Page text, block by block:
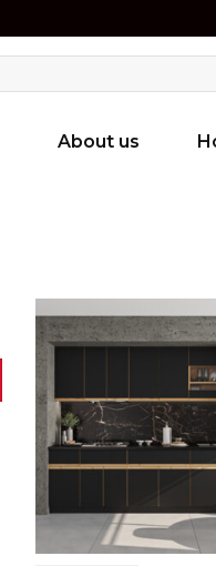
About us